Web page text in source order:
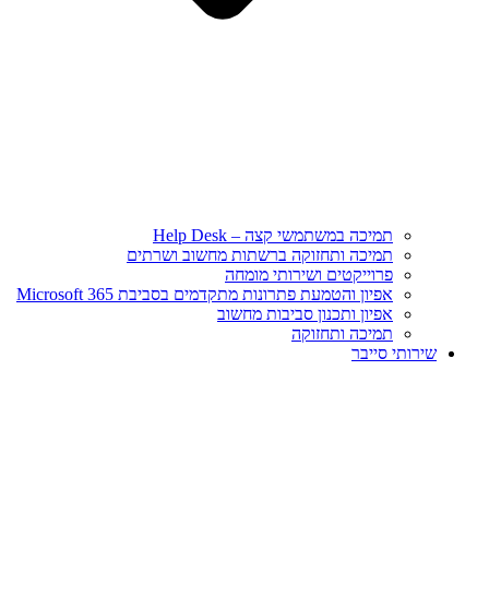
תמיכה במשתמשי קצה – Help Desk
תמיכה ותחזוקה ברשתות מחשוב ושרתים
פרוייקטים ושירותי מומחה
אפיון והטמעת פתרונות מתקדמים בסביבת Microsoft 365
אפיון ותכנון סביבות מחשוב
תמיכה ותחזוקה
שירותי סייבר